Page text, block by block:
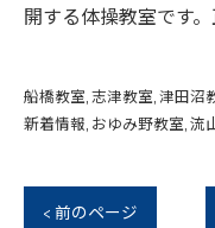
開する体操教室です
船橋教室 志津教室 津田沼
新着情報 おゆみ野教室 流
< 前のページ